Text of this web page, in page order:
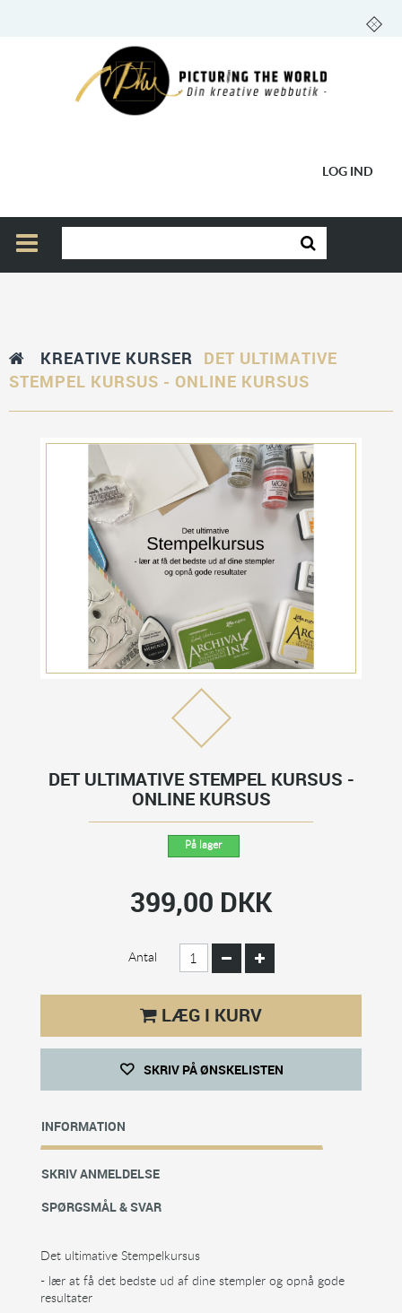
LOG IND
KREATIVE KURSER DET ULTIMATIVE
STEMPEL KURSUS - ONLINE KURSUS
DET ULTIMATIVE STEMPEL KURSUS -
ONLINE KURSUS
På lager
399,00 DKK
Antal
LÆG I KURV
SKRIV PÅ ØNSKELISTEN
INFORMATION
SKRIV ANMELDELSE
SPØRGSMÅL & SVAR
Det ultimative Stempelkursus
- lær at få det bedste ud af dine stempler og opnå gode
resultater